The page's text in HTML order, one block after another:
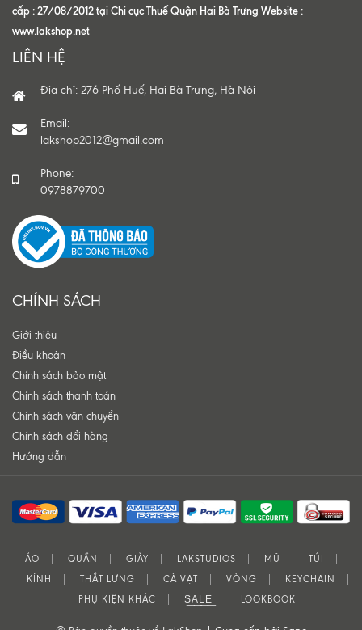
cấp : 27/08/2012 tại Chi cục Thuế Quận Hai Bà Trưng Website :
www.lakshop.net
LIÊN HỆ
Địa chỉ: 276 Phố Huế, Hai Bà Trưng, Hà Nội
Email:
lakshop2012@gmail.com
Phone:
0978879700
CHÍNH SÁCH
Giới thiệu
Điều khoản
Chính sách bảo mật
Chính sách thanh toán
Chính sách vận chuyển
Chính sách đổi hàng
Hướng dẫn
ÁO QUẦN GIÀY LAKSTUDIOS MŨ
TÚI
KÍNH
THẮT LƯNG CÀ VẠT VÒNG
KEYCHAIN
PHỤ KIỆN KHÁC
S͟A͟L͟E͟ LOOKBOOK